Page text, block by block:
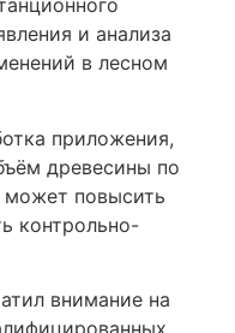
и анализа
в лесном
приложения,
древесины по
может повысить
контрольно-
внимание на